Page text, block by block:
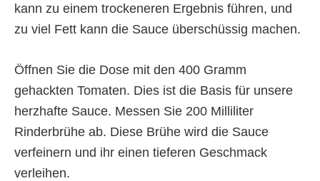
kann zu einem trockeneren Ergebnis führen, und
zu viel Fett kann die Sauce überschüssig machen.
Öffnen Sie die Dose mit den 400 Gramm
gehackten Tomaten. Dies ist die Basis für unsere
herzhafte Sauce. Messen Sie 200 Milliliter
Rinderbrühe ab. Diese Brühe wird die Sauce
verfeinern und ihr einen tieferen Geschmack
verleihen.